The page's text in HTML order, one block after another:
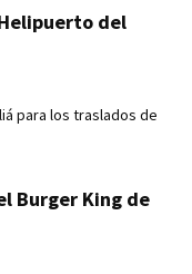
del
para los traslados de
Burger King de